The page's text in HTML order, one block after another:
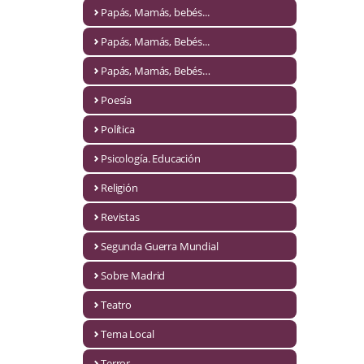
Novela Extranjera
Novela fantástica
Novela romántica
Otros idiomas
Papás, Mamás, bebés...
Papás, Mamás, Bebés...
Papás, Mamás, Bebés…
Papás, Mamás, bebés...
Papás, Mamás, Bebés...
Papás, Mamás, Bebés…
Poesía
Política
Psicología. Educación
Religión
Revistas
Segunda Guerra Mundial
Sobre Madrid
Teatro
Tema Local